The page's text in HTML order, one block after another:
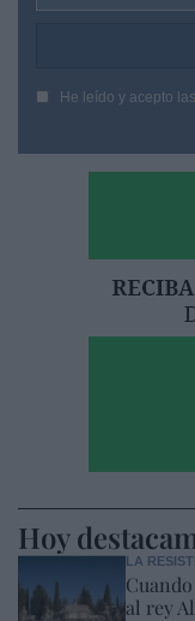
He leído y acepto las
Hoy
LA
al rey